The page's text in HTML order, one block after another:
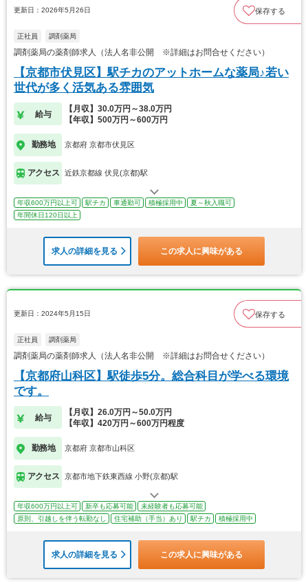
更新日：2026年5月26日 保存する
正社員 調剤薬局
調剤薬局の薬剤師求人（法人名非公開 ※詳細はお問合せください）
【京都市伏見区】駅チカのアットホームな薬局♪若い
世代が多く活気ある雰囲気
給与
【月収】30.0万円～38.0万円
【年収】500万円～600万円
勤務地 京都府 京都市伏見区
アクセス 近鉄京都線 伏見(京都)駅
年収600万円以上可 駅チカ 車通勤可 積極採用中
夏～秋入職可
年間休日120日以上
求人の詳細を見る この求人に興味がある
更新日：2024年5月15日 保存する
正社員 調剤薬局
調剤薬局の薬剤師求人（法人名非公開 ※詳細はお問合せください）
【京都府山科区】駅徒歩5分。総合科目が学べる環境
です。
給与
【月収】26.0万円～50.0万円
【年収】420万円～600万円程度
勤務地 京都府 京都市山科区
アクセス 京都市地下鉄東西線 小野(京都)駅
年収600万円以上可 新卒も応募可能
未経験者も応募可能
原則、引越しを伴う転勤なし
住宅補助（手当）あり 駅チカ 積極採用中
求人の詳細を見る この求人に興味がある